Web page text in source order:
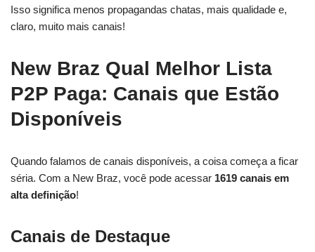
Isso significa menos propagandas chatas, mais qualidade e,
claro, muito mais canais!
New Braz Qual Melhor Lista
P2P Paga: Canais que Estão
Disponíveis
Quando falamos de canais disponíveis, a coisa começa a ficar
séria. Com a New Braz, você pode acessar 1619 canais em
alta definição!
Canais de Destaque